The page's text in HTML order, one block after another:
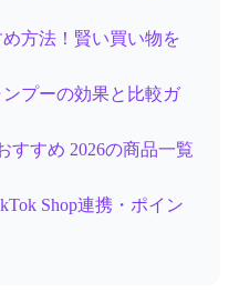
方法！賢い買い物を
プーの効果と比較ガ
すすめ 2026の商品一覧
Shop連携・ポイン